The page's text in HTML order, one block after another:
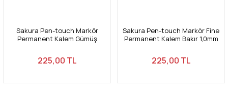
Sakura Pen-touch Markör
Permanent Kalem Gümüş
225,00 TL
Sakura Pen-touch Markör Fine
Permanent Kalem Bakır 1,0mm
225,00 TL